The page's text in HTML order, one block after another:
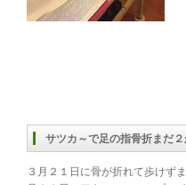
サツカ～で足の指骨折まだ
３月２１日に骨が折れて歩けず